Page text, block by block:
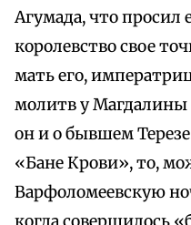
Агумада, что просил
королевство свое
мать его,
молитв у
он и о бывшем
«Бане Крови», то,
Варфоломеевскую